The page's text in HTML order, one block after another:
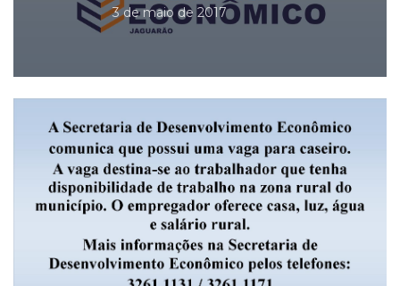
3 de maio de 2017